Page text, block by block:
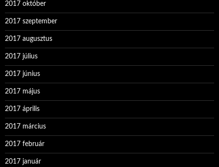
2017 október
2017 szeptember
2017 augusztus
2017 július
2017 június
2017 május
2017 április
2017 március
2017 február
2017 január